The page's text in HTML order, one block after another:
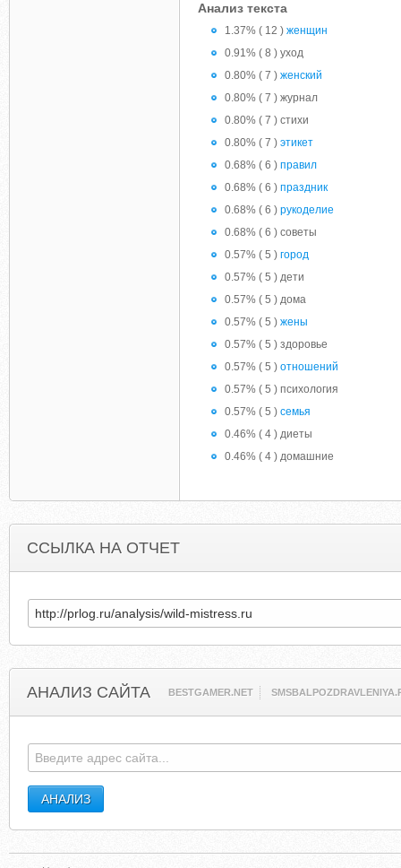
Анализ текста
1.37% ( 12 ) женщин
0.91% ( 8 ) уход
0.80% ( 7 ) женский
0.80% ( 7 ) журнал
0.80% ( 7 ) стихи
0.80% ( 7 ) этикет
0.68% ( 6 ) правил
0.68% ( 6 ) праздник
0.68% ( 6 ) рукоделие
0.68% ( 6 ) советы
0.57% ( 5 ) город
0.57% ( 5 ) дети
0.57% ( 5 ) дома
0.57% ( 5 ) жены
0.57% ( 5 ) здоровье
0.57% ( 5 ) отношений
0.57% ( 5 ) психология
0.57% ( 5 ) семья
0.46% ( 4 ) диеты
0.46% ( 4 ) домашние
ССЫЛКА НА ОТЧЕТ
АНАЛИЗ САЙТА BESTGAMER.NET